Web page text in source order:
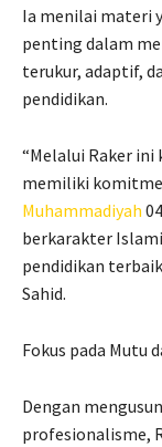
Ia menilai materi
penting dalam
terukur, adaptif,
pendidikan.
“Melalui Raker ini
memiliki
Muhammadiyah
berkarakter
pendidikan
Sahid.
Fokus pada Mutu
Dengan
profesionalisme,